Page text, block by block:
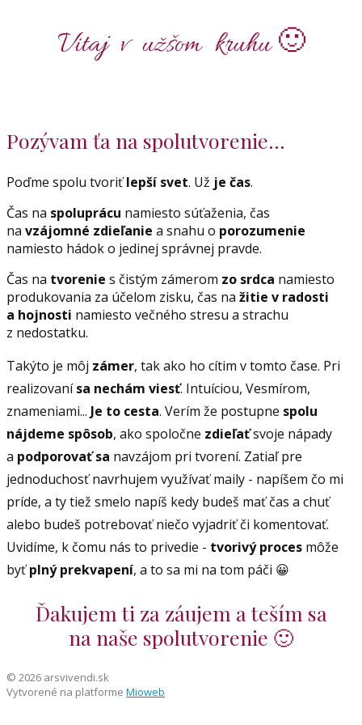
Vitaj v užšom kruhu 🙂
Pozývam ťa na spolutvorenie...
Poďme spolu tvoriťlepší svet. Už je čas.
Čas na spoluprácu namiesto súťaženia, čas
na vzájomné zdieľanie a snahu o porozumenie
namiesto hádok o jedinej správnej pravde.
Čas na tvorenie s čistým zámerom zo srdca namiesto
produkovania za účelom zisku, čas na žitie v radosti
a hojnosti namiesto večného stresu a strachu
z nedostatku.
Takýto je môj zámer, tak ako ho cítim v tomto čase. Pri
realizovanísa nechám viesť. Intuíciou, Vesmírom,
znameniami... Je to cesta. Verím že postupne spolu
nájdeme spôsob, ako spoločne zdieľaťsvoje nápady
a podporovať sa navzájom pri tvorení. Zatiaľ pre
jednoduchosť navrhujem využívať maily - napíšem čo mi
príde, a ty tiež smelo napíš kedy budeš mať čas a chuť
alebo budeš potrebovať niečo vyjadriť či komentovať.
Uvidíme, k čomu nás to privedie - tvorivý proces môže
byťplný prekvapení, a to sa mi na tom páči 😀
Ďakujem ti za záujem a teším sa
na naše spolutvorenie 🙂
© 2026 arsvivendi.sk
Vytvorené na platforme Mioweb